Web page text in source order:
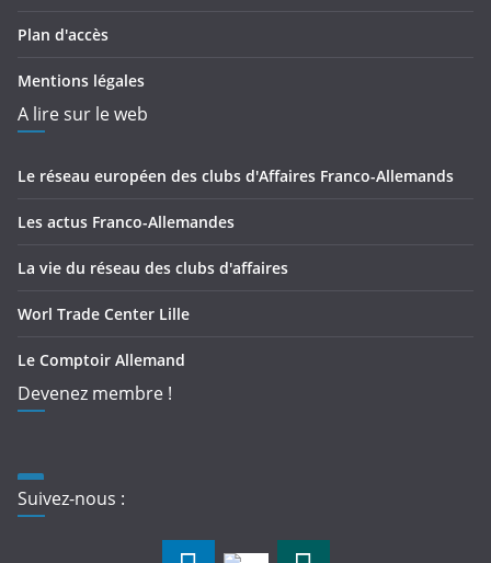
Plan d'accès
Mentions légales
A lire sur le web
Le réseau européen des clubs d'Affaires Franco-Allemands
Les actus Franco-Allemandes
La vie du réseau des clubs d'affaires
Worl Trade Center Lille
Le Comptoir Allemand
Devenez membre !
Suivez-nous :